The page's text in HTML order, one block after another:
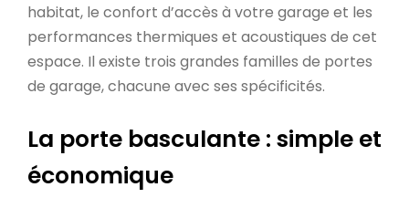
habitat, le confort d’accès à votre garage et les
performances thermiques et acoustiques de cet
espace. Il existe trois grandes familles de portes
de garage, chacune avec ses spécificités.
La porte basculante : simple et
économique